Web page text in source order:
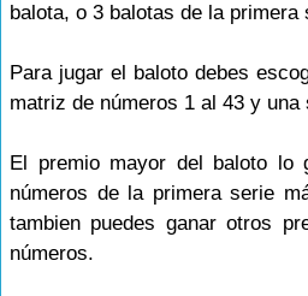
balota, o 3 balotas de la primera
Para jugar el baloto debes
matriz de números 1 al 43 y una
El premio mayor del baloto lo
números de la primera serie
tambien puedes ganar otros
números.